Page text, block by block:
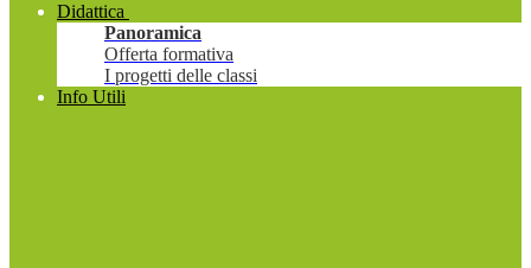
Didattica
Panoramica
Offerta formativa
I progetti delle classi
Info Utili